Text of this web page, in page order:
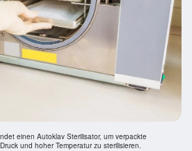
einen Autoklav Sterilisator, um verpackte
und hoher Temperatur zu sterilisieren.